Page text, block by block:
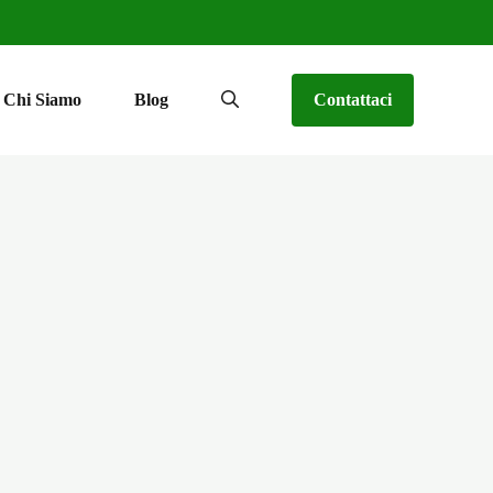
Chi Siamo Blog Contattaci